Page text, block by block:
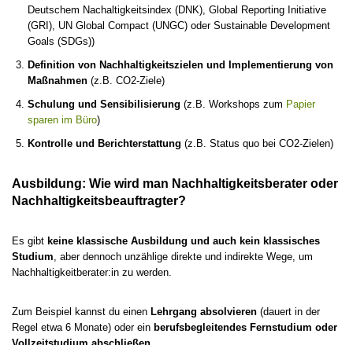
Deutschem Nachaltigkeitsindex (DNK), Global Reporting Initiative
(GRI), UN Global Compact (UNGC) oder Sustainable Development
Goals (SDGs))
Definition von Nachhaltigkeitszielen und Implementierung von
Maßnahmen (z.B. CO2-Ziele)
Schulung und Sensibilisierung (z.B. Workshops zum Papier
sparen im Büro)
Kontrolle und Berichterstattung (z.B. Status quo bei CO2-Zielen)
Ausbildung: Wie wird man Nachhaltigkeitsberater oder
Nachhaltigkeitsbeauftragter?
Es gibt keine klassische Ausbildung und auch kein klassisches
Studium , aber dennoch unzählige direkte und indirekte Wege, um
Nachhaltigkeitberater:in zu werden.
Zum Beispiel kannst du einen Lehrgang absolvieren (dauert in der
Regel etwa 6 Monate) oder ein berufsbegleitendes Fernstudium oder